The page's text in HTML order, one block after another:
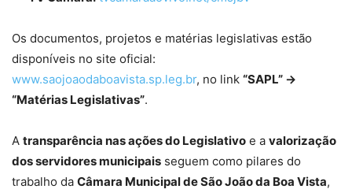
Os documentos, projetos e matérias legislativas estão
disponíveis no site oficial:
www.saojoaodaboavista.sp.leg.br, no link “SAPL” →
“Matérias Legislativas”.
A transparência nas ações do Legislativo e a valorização
dos servidores municipais seguem como pilares do
trabalho da Câmara Municipal de São João da Boa Vista,